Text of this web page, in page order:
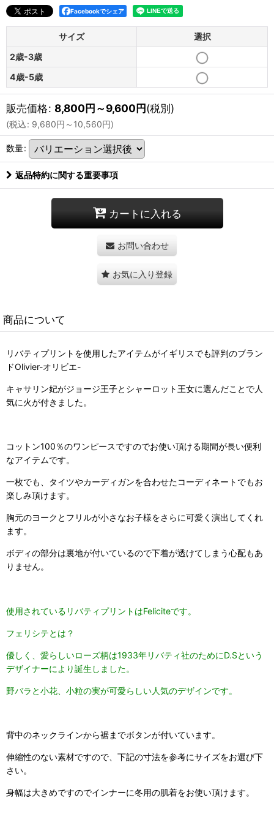
Facebookでシェア
サイズ
選択
2歳-3歳
4歳-5歳
販売価格: 8,800円～9,600円(税別)
(税込: 9,680円 ～10,560円)
数量:
返品特約に関する重要事項
カートに入れる
お問い合わせ
お気に入り登録
商品について
リバティプリントを使用したアイテムがイギリスでも評判のブラン
ドOlivier-オリビエ-
キャサリン妃がジョージ王子とシャーロット王女に選んだことで人
気に火が付きました。
コットン100％のワンピースですのでお使い頂ける期間が長い便利
なアイテムです。
一枚でも、タイツやカーディガンを合わせたコーディネートでもお
楽しみ頂けます。
胸元のヨークとフリルが小さなお子様をさらに可愛く演出してくれ
ます。
ボディの部分は裏地が付いているので下着が透けてしまう心配もあ
りません。
使用されているリバティプリントはFeliciteです。
フェリシテとは？
優しく、愛らしいローズ柄は1933年リバティ社のためにD.Sという
デザイナーにより誕生しました。
野バラと小花、小粒の実が可愛らしい人気のデザインです。
背中のネックラインから裾までボタンが付いています。
伸縮性のない素材ですので、下記の寸法を参考にサイズをお選び下
さい。
身幅は大きめですのでインナーに冬用の肌着をお使い頂けます。